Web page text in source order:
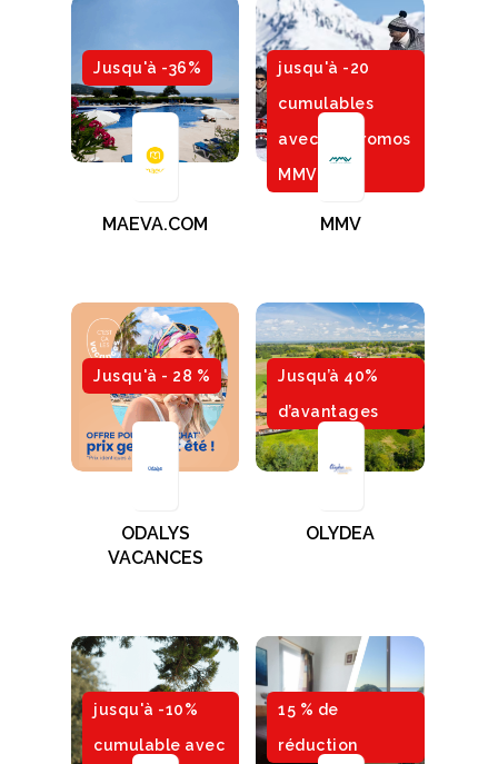
Jusqu'à -36%
MAEVA.COM
jusqu'à -20
cumulables
avec les promos
MMV
MMV
Jusqu'à - 28 %
ODALYS
VACANCES
Jusqu’à 40%
d’avantages
OLYDEA
jusqu'à -10%
cumulable avec
15 % de
réduction